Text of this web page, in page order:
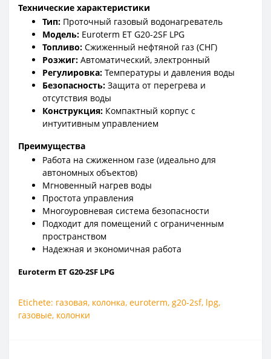
Технические характеристики
Тип: Проточный газовый водонагреватель
Модель: Euroterm ET G20-2SF LPG
Топливо: Сжиженный нефтяной газ (СНГ)
Розжиг: Автоматический, электронный
Регулировка: Температуры и давления воды
Безопасность: Защита от перегрева и
отсутствия воды
Конструкция: Компактный корпус с
интуитивным управлением
Преимущества
Работа на сжиженном газе (идеально для
автономных объектов)
Мгновенный нагрев воды
Простота управления
Многоуровневая система безопасности
Подходит для помещений с ограниченным
пространством
Надежная и экономичная работа
Euroterm ET G20-2SF LPG
Etichete: газовая, колонка, euroterm, g20-2sf, lpg,
газовые, колонки